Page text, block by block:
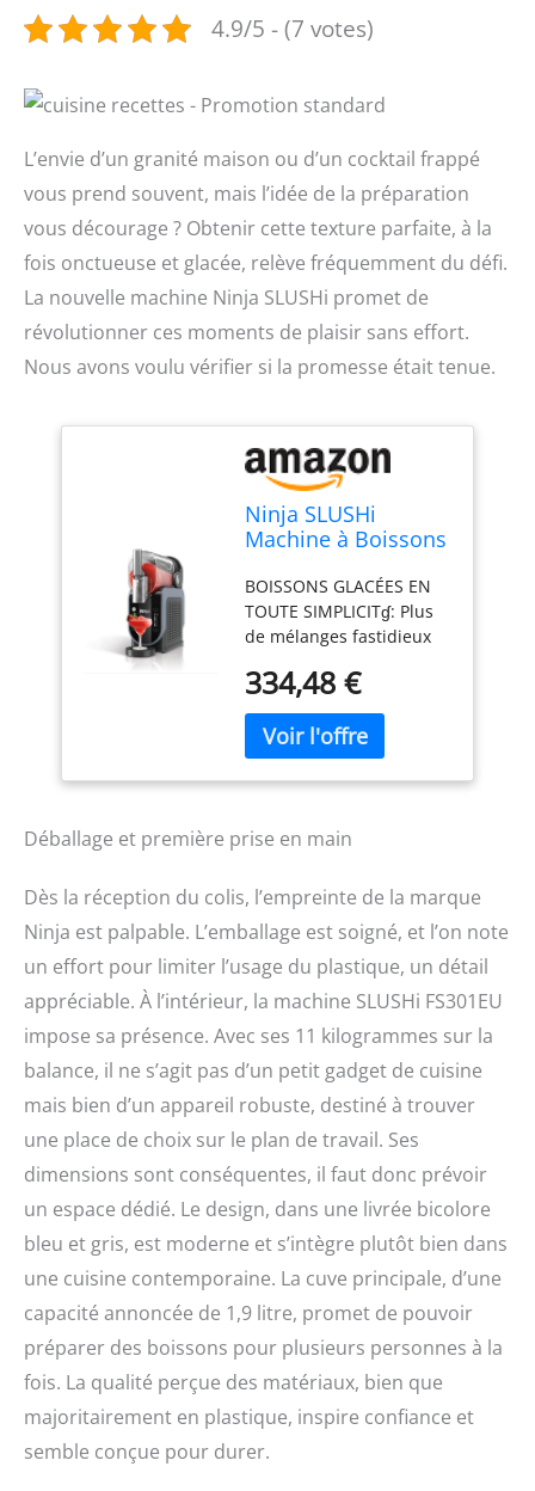
4.9/5 - (7 votes)
L’envie d’un granité maison ou d’un cocktail frappé
vous prend souvent, mais l’idée de la préparation
vous décourage ? Obtenir cette texture parfaite, à la
fois onctueuse et glacée, relève fréquemment du défi.
La nouvelle machine Ninja SLUSHi promet de
révolutionner ces moments de plaisir sans effort.
Nous avons voulu vérifier si la promesse était tenue.
Ninja SLUSHi
Machine à Boissons
Milkshakes FS301EU
BOISSONS GLACÉES EN
TOUTE SIMPLICITɠ: Plus
de mélanges fastidieux
diluées ; vous pouvez
déguster vos boissons
glacées préférées à la
maison d'une simple
pression sur un bouton
BOISSON PRÉFÉRÉE :
sélections possibles -
granité, cocktail glacé,
frappé, milkshake, jus de
fruits glacé – pour
concocter de parfaites
boissons glacées en toute
occasion DU GRANITÉ
POUR TOUS : un récipient
de 2,5 L* et un
remplissage facile vous
permettent de préparer
plus de 7 boissons**
*Capacité de remplissage
max. de 1,9 L **Le
nombre de boissons peut
varier suivant leur taille
et les ingrédients utilisés
UN FROID RAPIDE QUI
RESTE FROID : la
technologie Rapid Chill
peut transformer un
liquide en granité en 30
votre boisson restera
334,48 €
Déballage et première prise en main
Dès la réception du colis, l’empreinte de la marque
Ninja est palpable. L’emballage est soigné, et l’on note
un effort pour limiter l’usage du plastique, un détail
appréciable. À l’intérieur, la machine SLUSHi FS301EU
impose sa présence. Avec ses 11 kilogrammes sur la
balance, il ne s’agit pas d’un petit gadget de cuisine
mais bien d’un appareil robuste, destiné à trouver
une place de choix sur le plan de travail. Ses
dimensions sont conséquentes, il faut donc prévoir
un espace dédié. Le design, dans une livrée bicolore
bleu et gris, est moderne et s’intègre plutôt bien dans
une cuisine contemporaine. La cuve principale, d’une
capacité annoncée de 1,9 litre, promet de pouvoir
préparer des boissons pour plusieurs personnes à la
fois. La qualité perçue des matériaux, bien que
majoritairement en plastique, inspire confiance et
semble conçue pour durer.